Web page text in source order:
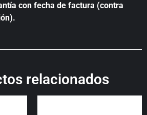
con fecha de factura (contra
relacionados